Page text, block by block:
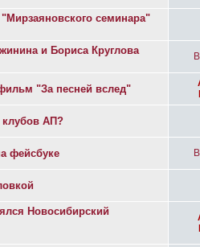
семинара"
и Бориса Круглова
"За песней вслед"
АП?
фейсбуке
Новосибирский